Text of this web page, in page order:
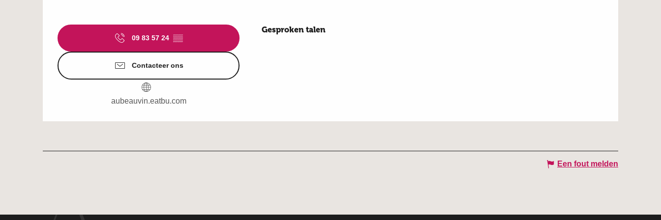
09 83 57 24 ▒▒
Contacteer ons
aubeauvin.eatbu.com
Gesproken talen
Gesproken talen
Een fout melden